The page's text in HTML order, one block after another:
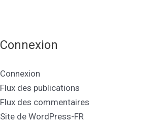
Connexion
Connexion
Flux des publications
Flux des commentaires
Site de WordPress-FR